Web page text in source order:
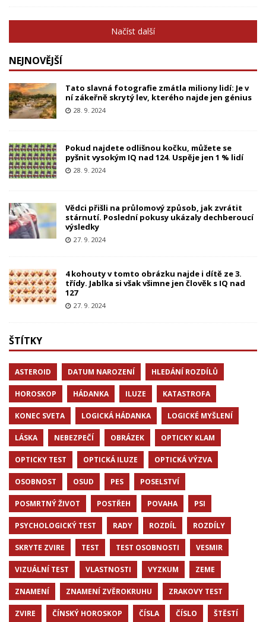
Načíst další
NEJNOVĚJŠÍ
Tato slavná fotografie zmátla miliony lidí: Je v
ní zákeřně skrytý lev, kterého najde jen génius
28. 9. 2024
Pokud najdete odlišnou kočku, můžete se
pyšnit vysokým IQ nad 124. Uspěje jen 1 % lidí
28. 9. 2024
Vědci přišli na průlomový způsob, jak zvrátit
stárnutí. Poslední pokusy ukázaly dechberoucí
výsledky
27. 9. 2024
4 kohouty v tomto obrázku najde i dítě ze 3.
třídy. Jablka si však všimne jen člověk s IQ nad
127
27. 9. 2024
ŠTÍTKY
ASTEROID DATUM NAROZENÍ HLEDÁNÍ ROZDÍLŮ
HOROSKOP HÁDANKA ILUZE KATASTROFA
KONEC SVETA LOGICKÁ HÁDANKA LOGICKÉ MYŠLENÍ
LÁSKA NEBEZPEČÍ OBRÁZEK OPTICKY KLAM
OPTICKY TEST OPTICKÁ ILUZE OPTICKÁ VÝZVA
OSOBNOST OSUD PES POSELSTVÍ
POSMRTNÝ ŽIVOT POSTŘEH POVAHA PSI
PSYCHOLOGICKÝ TEST RADY ROZDÍL ROZDÍLY
SKRYTE ZVIRE TEST TEST OSOBNOSTI VESMIR
VIZUÁLNÍ TEST VLASTNOSTI VYZKUM ZEME
ZNAMENÍ ZNAMENÍ ZVĚROKRUHU ZRAKOVY TEST
ZVIRE ČÍNSKÝ HOROSKOP ČÍSLA ČÍSLO ŠTĚSTÍ